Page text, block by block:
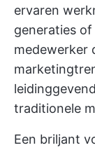
ervaren
generaties
medewerker
traditionele
Een briljant